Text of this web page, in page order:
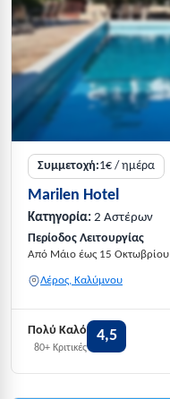
Συμμετοχή:1€ / ημέρα
Marilen Hotel
Κατηγορία: 2 Αστέρων
Περίοδος Λειτουργίας
Από Μάιο έως 15 Οκτωβρίου
Λέρος, Καλύμνου
Πολύ Καλό
80+ Κριτικές
4,5